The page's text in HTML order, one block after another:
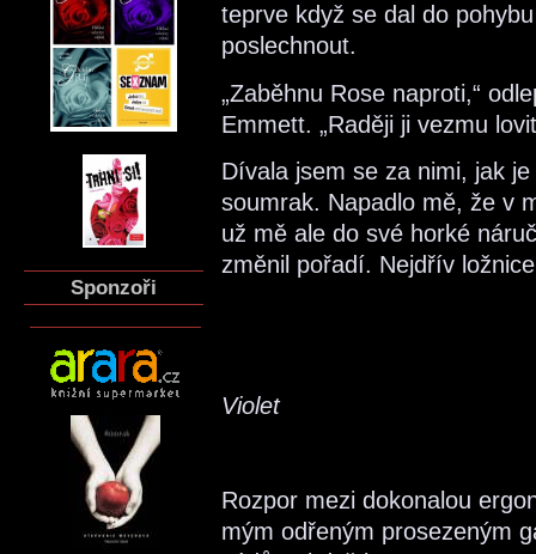
Sponzoři
teprve když se dal do
poslechnout.
„Zaběhnu Rose naproti,“
Emmett. „Raději ji vezmu
Dívala jsem se za nimi, jak
soumrak. Napadlo mě, že v
už mě ale do své horké
změnil pořadí. Nejdřív
Violet
Rozpor mezi dokonalou
mým odřeným prosezeným